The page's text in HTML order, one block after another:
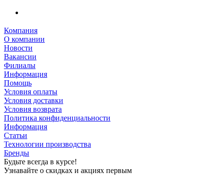
Компания
О компании
Новости
Вакансии
Филиалы
Информация
Помощь
Условия оплаты
Условия доставки
Условия возврата
Политика конфиденциальности
Информация
Статьи
Технологии производства
Бренды
Будьте всегда в курсе!
Узнавайте о скидках и акциях первым